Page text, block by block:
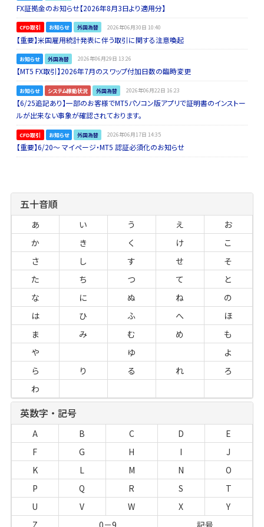
FX証拠金のお知らせ【2026年8月3日より適用分】
CFD取引 お知らせ 外国為替 2026年06月30日 10:40
【重要】米国雇用統計発表に伴う取引に関する注意喚起
お知らせ 外国為替 2026年06月29日 13:26
【MT5 FX取引】2026年7月のスワップ付加日数の臨時変更
お知らせ システム稼動状況 外国為替 2026年06月22日 16:23
【6/25追記あり】一部のお客様でMT5パソコン版アプリで証明書のインストー
ルが出来ない事象が確認されております。
CFD取引 お知らせ 外国為替 2026年06月17日 14:35
【重要】6/20～ マイページ・MT5 認証必須化のお知らせ
五十音順
あ い う え
お
か
き く け
こ
さ
し す せ
そ
た
ち つ て
と
な
に ぬ ね
の
は
ひ ふ へ
ほ
ま
み む め
も
や
ゆ
よ
ら
り る れ
ろ
わ
英数字・記号
A B C D
E
F
G H I
J
K
L M N
O
P
Q R S
T
U
V W X
Y